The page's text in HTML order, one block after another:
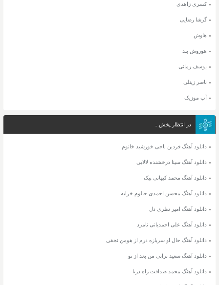
کسری زاهدی
گرشا رضایی
هاوش
هوروش بند
یوسف زمانی
ناصر زینلی
آپ موزیک
در انتظار پخش...
دانلود آهنگ فردین ناجی خورشید خانوم
دانلود آهنگ سینا درخشنده لالایی
دانلود آهنگ محمد کیهانی پیک
دانلود آهنگ محسن احمدی حالوم خرابه
دانلود آهنگ امیر نظری دل
دانلود آهنگ علی احمدیانی نامرد
دانلود آهنگ حال او سربازه درم از هومن نجفی
دانلود آهنگ سعید ترابی من بعد از تو
دانلود آهنگ محمد صداقت راه دریا